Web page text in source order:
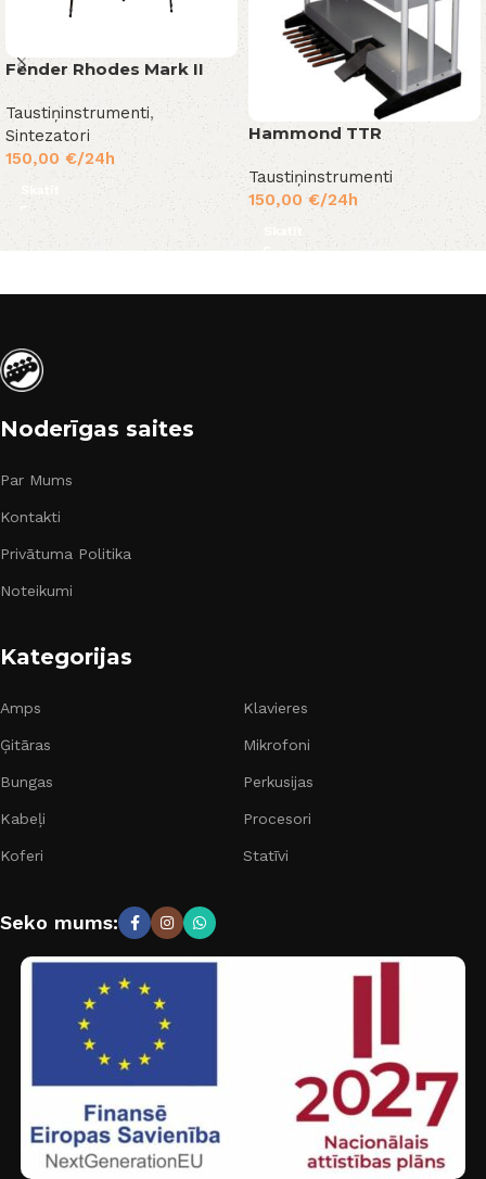
Fender Rhodes Mark II
Taustiņinstrumenti,
Sintezatori
150,00 €/24h
Hammond TTR
Taustiņinstrumenti
150,00 €/24h
Noderīgas saites
Par Mums
Kontakti
Privātuma Politika
Noteikumi
Kategorijas
Amps
Ģitāras
Bungas
Kabeļi
Koferi
Klavieres
Mikrofoni
Perkusijas
Procesori
Statīvi
Seko mums: